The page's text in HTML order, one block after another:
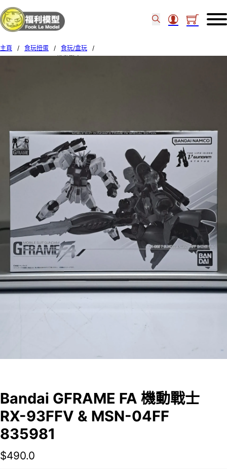
主頁 / 食玩扭蛋 / 食玩/盒玩
/
Bandai GFRAME FA 機動戰士
RX-93FFV & MSN-04FF
835981
$490.0